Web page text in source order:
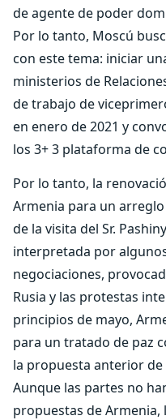
de agente de poder
Por lo tanto, Moscú
con este tema: iniciar
ministerios de
de trabajo de
en enero de 2021 y
los 3+ 3 plataforma de
Por lo tanto, la
Armenia para un
de la visita del Sr.
interpretada por
negociaciones,
Rusia y las protestas
principios de mayo,
para un tratado de paz
la propuesta anterior de
Aunque las partes no
propuestas de